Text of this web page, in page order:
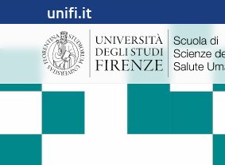
unifi.it